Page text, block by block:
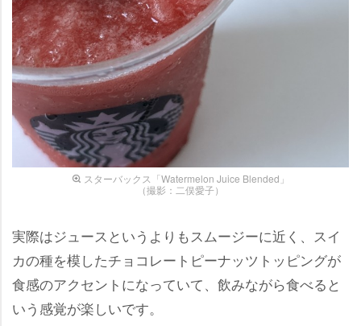
スターバックス「Watermelon Juice Blended」
（撮影：二俣愛子）
実際はジュースというよりもスムージーに近く、スイ
カの種を模したチョコレートピーナッツトッピングが
食感のアクセントになっていて、飲みながら食べると
いう感覚が楽しいです。